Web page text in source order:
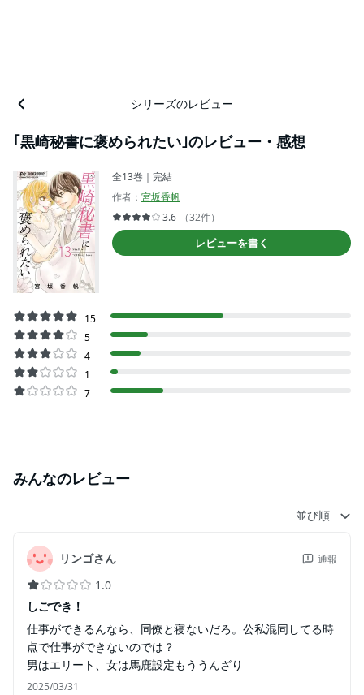
シリーズのレビュー
｢黒崎秘書に褒められたい｣のレビュー・感想
全13巻｜完結
作者： 宮坂香帆
3.6
（32件）
レビューを書く
15
5
4
1
7
みんなのレビュー
並び順
リンゴさん 通報
1.0
しごでき！
仕事ができるんなら、同僚と寝ないだろ。公私混同してる時
点で仕事ができないのでは？
男はエリート、女は馬鹿設定もううんざり
2025/03/31